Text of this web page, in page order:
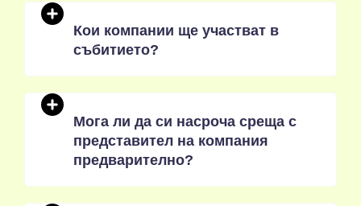
Кои компании ще участват в
събитието?
Мога ли да си насроча среща с
представител на компания
предварително?